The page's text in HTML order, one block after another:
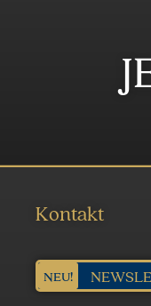
Kontakt
NEU!